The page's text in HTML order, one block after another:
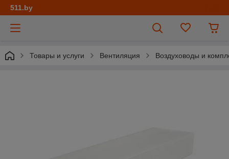
511.by
Товары и услуги Вентиляция Воздуховоды и